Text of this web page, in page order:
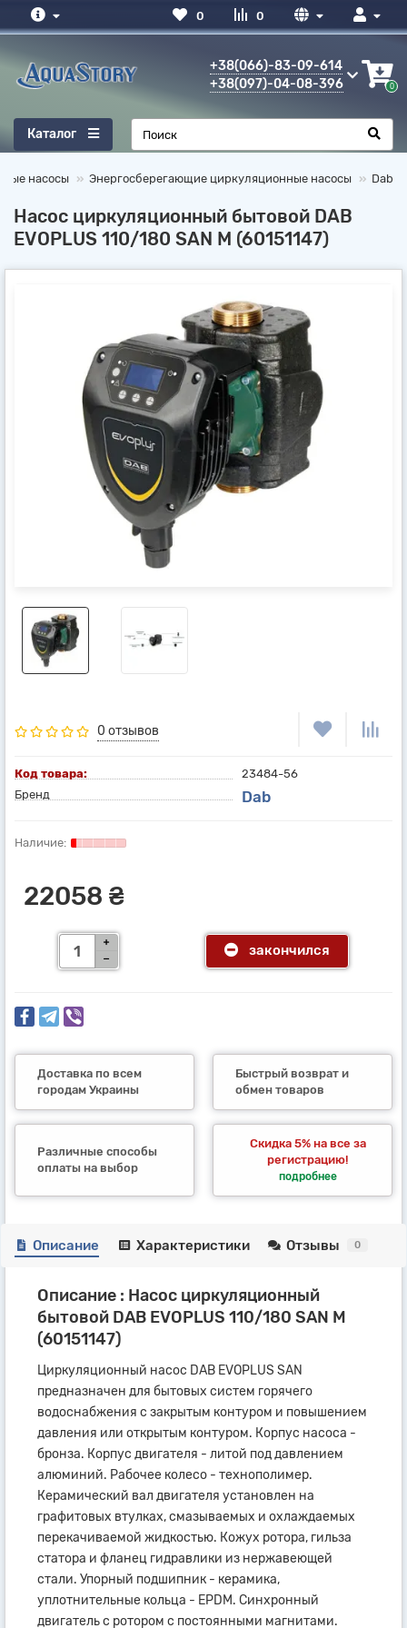
0
0
+38(066)-83-09-614
+38(097)-04-08-396
0
Каталог
насосы Энергосберегающие циркуляционные насосы Dab
Насос циркуляционный бытовой DAB
EVOPLUS 110/180 SAN M (60151147)
0 отзывов
Код товара:
23484-56
Бренд
Dab
22058 ₴
закончился
Доставка по всем
городам Украины
Быстрый возврат и
обмен товаров
Различные способы
оплаты на выбор
Скидка 5% на все за
регистрацию!
подробнее
Описание Характеристики Отзывы 0
Описание : Насос циркуляционный
бытовой DAB EVOPLUS 110/180 SAN M
(60151147)
Циркуляционный насос DAB EVOPLUS SAN
предназначен для бытовых систем горячего
водоснабжения с закрытым контуром и повышением
давления или открытым контуром. Корпус насоса -
бронза. Корпус двигателя - литой под давлением
алюминий. Рабочее колесо - технополимер.
Керамический вал двигателя установлен на
графитовых втулках, смазываемых и охлаждаемых
перекачиваемой жидкостью. Кожух ротора, гильза
статора и фланец гидравлики из нержавеющей
стали. Упорный подшипник - керамика,
уплотнительные кольца - EPDM. Синхронный
двигатель с ротором с постоянными магнитами.